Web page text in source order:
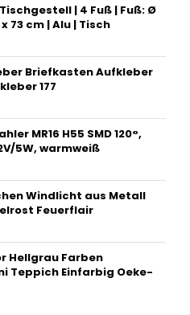
| 4 Fuß | Fuß: Ø
73 cm | Alu | Tisch
Briefkasten Aufkleber
177
MR16 H55 SMD 120°,
5W, warmweiß
Windlicht aus Metall
Feuerflair
Hellgrau Farben
Teppich Einfarbig Oeke-